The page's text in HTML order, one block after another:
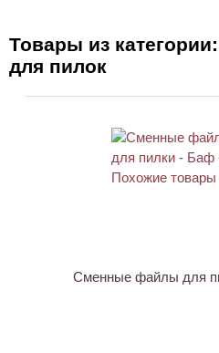
Товары из
для пилок
Сменные файлы для